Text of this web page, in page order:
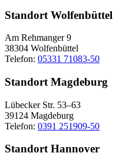
Standort Wolfenbüttel
Am Rehmanger 9
38304 Wolfenbüttel
Telefon: 05331 71083-50
Standort Magdeburg
Lübecker Str. 53–63
39124 Magdeburg
Telefon: 0391 251909-50
Standort Hannover